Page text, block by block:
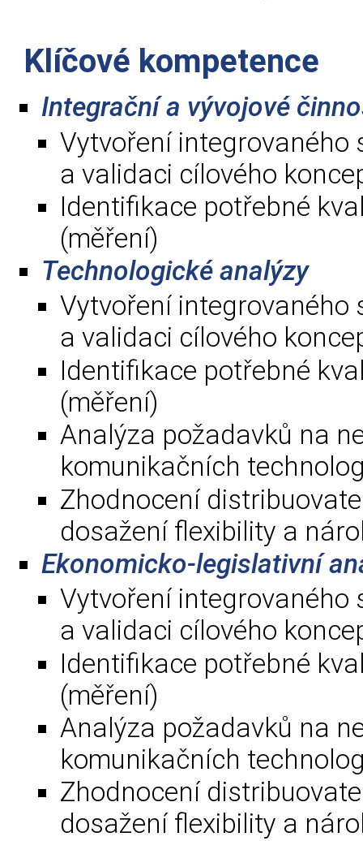
Klíčové kompetence
Integrační a vývojové
Vytvoření integrovaného
a validaci cílového
Identifikace potřebné
(měření)
Technologické analýzy
Vytvoření integrovaného
a validaci cílového
Identifikace potřebné
(měření)
Analýza požadavků na
komunikačních
Zhodnocení
dosažení flexibility a
Ekonomicko-legislativní
Vytvoření integrovaného
a validaci cílového
Identifikace potřebné
(měření)
Analýza požadavků na
komunikačních
Zhodnocení
dosažení flexibility a